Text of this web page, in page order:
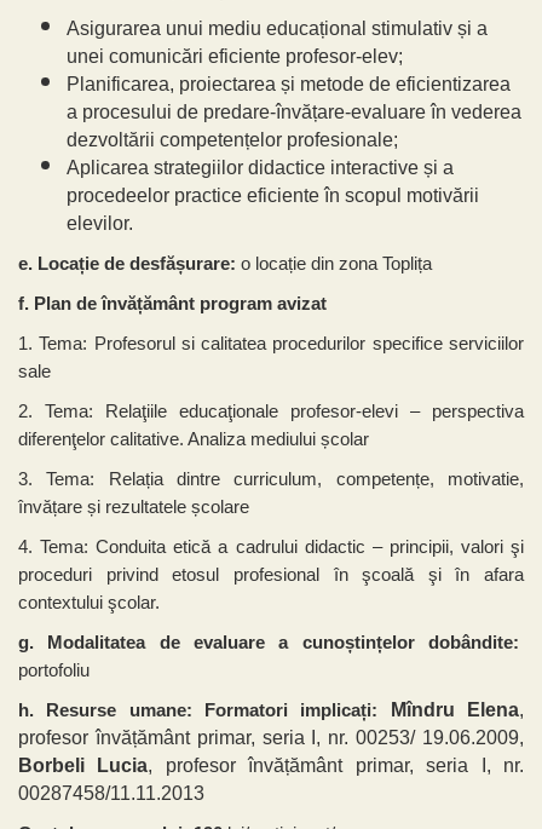
Asigurarea unui mediu educațional stimulativ și a
unei comunicări eficiente profesor-elev;
Planificarea, proiectarea și metode de eficientizarea
a procesului de predare-învățare-evaluare în vederea
dezvoltării competențelor profesionale;
Aplicarea strategiilor didactice interactive și a
procedeelor practice eficiente în scopul motivării
elevilor.
e. Locație de desfășurare: o locație din zona Toplița
f. Plan de învățământ program avizat
1. Tema: Profesorul si calitatea procedurilor specifice serviciilor
sale
2. Tema: Relaţiile educaţionale profesor-elevi – perspectiva
diferenţelor calitative. Analiza mediului școlar
3. Tema: Relația dintre curriculum, competențe, motivatie,
învățare și rezultatele școlare
4. Tema: Conduita etică a cadrului didactic – principii, valori şi
proceduri privind etosul profesional în şcoală şi în afara
contextului şcolar.
g. Modalitatea de evaluare a cunoștințelor dobândite:
portofoliu
h. Resurse umane: Formatori implicați: Mîndru Elena,
profesor învățământ primar, seria I, nr. 00253/ 19.06.2009,
Borbeli Lucia, profesor învățământ primar, seria I, nr.
00287458/11.11.2013